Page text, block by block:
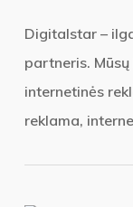
Digitalstar –
partneris.
internetinės
reklama,